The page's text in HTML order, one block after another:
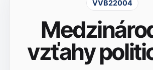
VVB22004
vzťahy